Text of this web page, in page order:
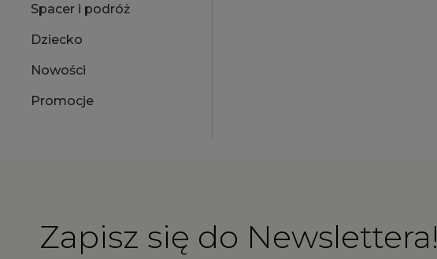
Spacer i podróż
Dziecko
Nowości
Promocje
Zapisz się do Newslettera!